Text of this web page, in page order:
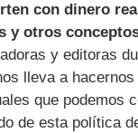
con dinero
y otros
y editoras
lleva a
que podemos
de esta política